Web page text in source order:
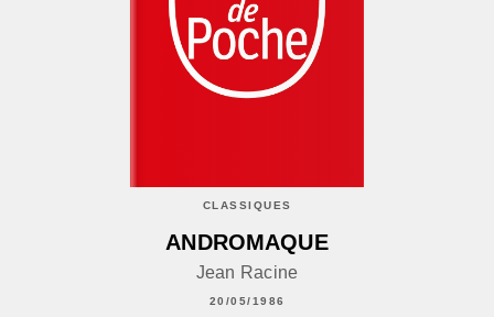
CLASSIQUES
ANDROMAQUE
Jean Racine
20/05/1986